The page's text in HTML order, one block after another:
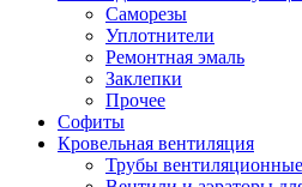
Саморезы
Уплотнители
Ремонтная эмаль
Заклепки
Прочее
Софиты
Кровельная вентиляция
Трубы вентиляционные